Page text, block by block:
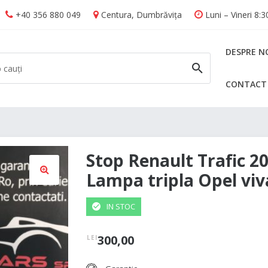
+40 356 880 049 Centura, Dumbrăvița Luni – Vineri
CAUTĂ
DESPRE
CONTACT
🔍
Stop Renault Trafic
Lampa tripla Opel
IN STOC
LEI300,00